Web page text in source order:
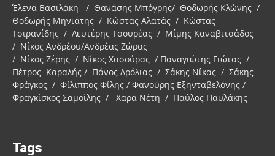
Έλενα Βασιλάκη / Θανάσης Μπόγρης/ Θοδωρής Κλώνης /
Θοδωρής Μηνιάτης / Κώστας Αλατάς / Κώστας
Τσιρανίδης / Λευτέρης Τσουρέας / Μίμης Καναβιτσάδος
/ Νίκος Ανδρέου/Ανδρέας Ζώρας
/ Νίκος Ζέρης / Νίκος Χασούρας / Παναγιώτης Γιώτας /
Πέτρος Καραλής / Πάνος Δρόλιας / Σάκης Νίκας / Σάκης
Φράγκος / Φίλιππος Φίλης / Φανούρης Εξηνταβελόνης /
Φραγκίσκος Σαμοΐλης / Χαρά Νέτη / Παύλος Παυλάκης
Tags